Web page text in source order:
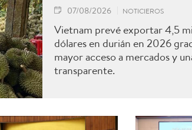
07/08/2026 NOTICIEROS
Vietnam prevé exportar 4,5
dólares en durián en 2026
mayor acceso a mercados y
transparente.